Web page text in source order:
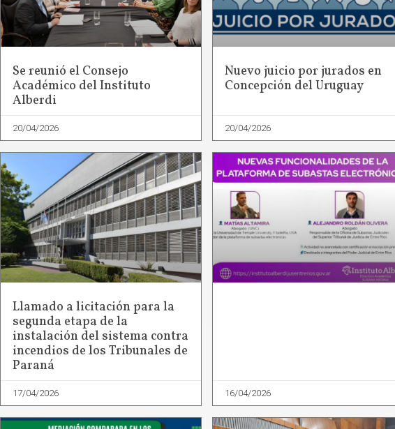
Se reunió el Consejo
Académico del Instituto
Alberdi
20/04/2026
Nuevo juicio por jurados en
Concepción del Uruguay
20/04/2026
Llamado a licitación para la
segunda etapa de la
instalación del sistema contra
incendios de los Tribunales de
Paraná
17/04/2026 16/04/2026